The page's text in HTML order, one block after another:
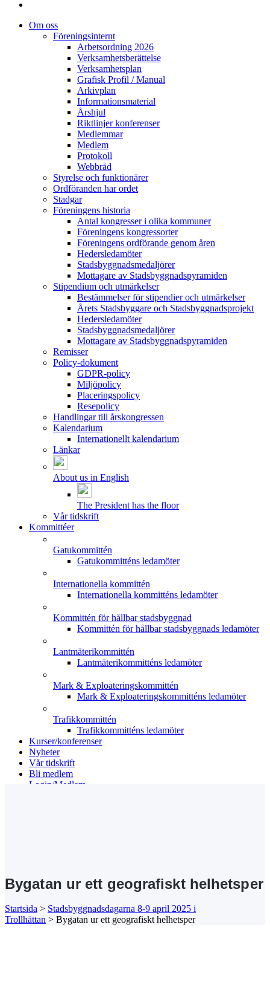
Om oss
Föreningsinternt
Arbetsordning 2026
Verksamhetsberättelse
Verksamhetsplan
Grafisk Profil / Manual
Arkivplan
Informationsmaterial
Årshjul
Riktlinjer konferenser
Medlemmar
Medlem
Protokoll
Webbråd
Styrelse och funktionärer
Ordföranden har ordet
Stadgar
Föreningens historia
Antal kongresser i olika kommuner
Föreningens kongressorter
Föreningens ordförande genom åren
Hedersledamöter
Stadsbyggnadsmedaljörer
Mottagare av Stadsbyggnadspyramiden
Stipendium och utmärkelser
Bestämmelser för stipendier och utmärkelser
Årets Stadsbyggare och Stadsbyggnadsprojekt
Hedersledamöter
Stadsbyggnadsmedaljörer
Mottagare av Stadsbyggnadspyramiden
Remisser
Policy-dokument
GDPR-policy
Miljöpolicy
Placeringspolicy
Resepolicy
Handlingar till årskongressen
Kalendarium
Internationellt kalendarium
Länkar
About us in English
The President has the floor
Vår tidskrift
Kommittéer
Gatukommittén
Gatukommitténs ledamöter
Internationella kommittén
Internationella kommitténs ledamöter
Kommittén för hållbar stadsbyggnad
Kommittén för hållbar stadsbyggnads ledamöter
Lantmäterikommittén
Lantmäterikommitténs ledamöter
Mark & Exploateringskommittén
Mark & Exploateringskommitténs ledamöter
Trafikkommittén
Trafikkommitténs ledamöter
Kurser/konferenser
Nyheter
Vår tidskrift
Bli medlem
Login/Medlem
Bygatan ur ett geografiskt helhetsper
Startsida > Stadsbyggnadsdagarna 8-9 april 2025 i
Trollhättan > Bygatan ur ett geografiskt helhetsper